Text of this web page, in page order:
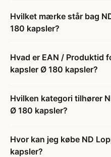
Hvilket mærke står bag
180 kapsler?
Hvad er EAN / Produktid
kapsler Ø 180 kapsler?
Hvilken kategori tilhører
Ø 180 kapsler?
Hvor kan jeg købe ND
kapsler?